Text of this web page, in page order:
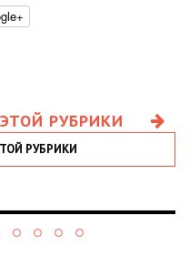
РУБРИКИ
РУБРИКИ